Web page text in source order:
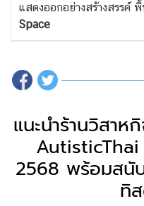
แสดงออกอย่างสร้างสรรค์
Space
แนะนำร้านวิสา
2568 พร้อมสนั
ทิ